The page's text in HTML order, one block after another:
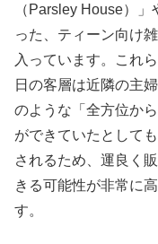
（Parsley House）
った、ティーン向け
入っています。これ
日の客層は近隣の主
のような「全方位か
ができていたとして
されるため、運良く
きる可能性が非常に
す。